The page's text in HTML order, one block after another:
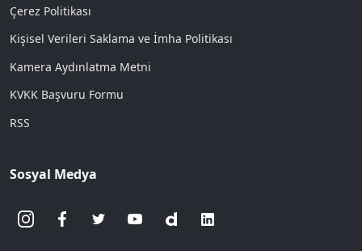
Çerez Politikası
Kişisel Verileri Saklama ve İmha Politikası
Kamera Aydınlatma Metni
KVKK Başvuru Formu
RSS
Sosyal Medya